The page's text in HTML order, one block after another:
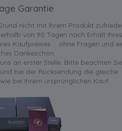
Garantie
nicht mit Ihrem Produkt
von 90 Tagen nach Erhalt Ihres
Kaufpreises ... ohne Fragen und
Dankeschön.
an erster Stelle. Bitte beachten
bei der Rücksendung die gleiche
bei Ihrem ursprünglichen Kauf.